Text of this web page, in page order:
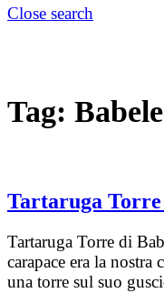
Close search
Tag: Babele
Tartaruga Torre
Tartaruga Torre di
carapace era la nostra
una torre sul suo